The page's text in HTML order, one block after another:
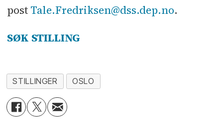
post Tale.Fredriksen@dss.dep.no.
SØK STILLING
STILLINGER OSLO